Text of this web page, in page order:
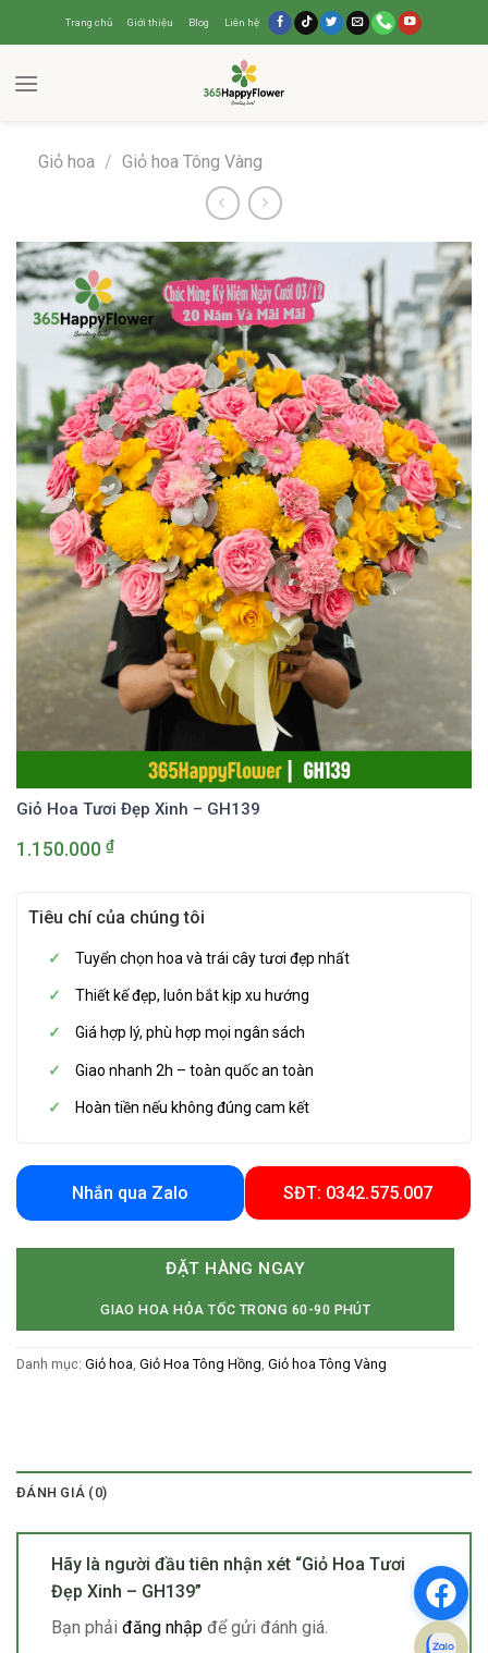
Trang chủ Giới thiệu Blog Liên hệ
Giỏ hoa / Giỏ hoa Tông Vàng
Giỏ Hoa Tươi Đẹp Xinh – GH139
1.150.000 ₫
Tiêu chí của chúng tôi
Tuyển chọn hoa và trái cây tươi đẹp nhất
Thiết kế đẹp, luôn bắt kịp xu hướng
Giá hợp lý, phù hợp mọi ngân sách
Giao nhanh 2h – toàn quốc an toàn
Hoàn tiền nếu không đúng cam kết
Nhắn qua Zalo SĐT: 0342.575.007
ĐẶT HÀNG NGAY
GIAO HOA HỎA TỐC TRONG 60-90 PHÚT
Danh mục: Giỏ hoa, Giỏ Hoa Tông Hồng, Giỏ hoa Tông Vàng
ĐÁNH GIÁ (0)
Hãy là người đầu tiên nhận xét “Giỏ Hoa Tươi
Đẹp Xinh – GH139”
Bạn phải đăng nhập để gửi đánh giá.